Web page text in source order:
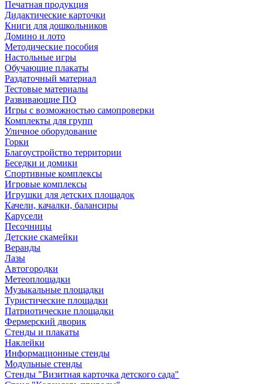
Печатная продукция
Дидактические карточки
Книги для дошкольников
Домино и лото
Методические пособия
Настольные игры
Обучающие плакаты
Раздаточный материал
Тестовые материалы
Развивающие ПО
Игры с возможностью самопроверки
Комплекты для групп
Уличное оборудование
Горки
Благоустройство территории
Беседки и домики
Спортивные комплексы
Игровые комплексы
Игрушки для детских площадок
Качели, качалки, балансиры
Карусели
Песочницы
Детские скамейки
Веранды
Лазы
Автогородки
Метеоплощадки
Музыкальные площадки
Туристические площадки
Патриотические площадки
Фермерский дворик
Стенды и плакаты
Наклейки
Информационные стенды
Модульные стенды
Стенды "Визитная карточка детского сада"